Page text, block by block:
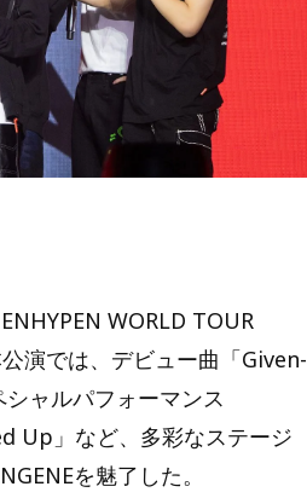
WORLD TOUR
演では、デビュー曲「Given-
ャルパフォーマンス
Up」など、多彩なステージ
を魅了した。